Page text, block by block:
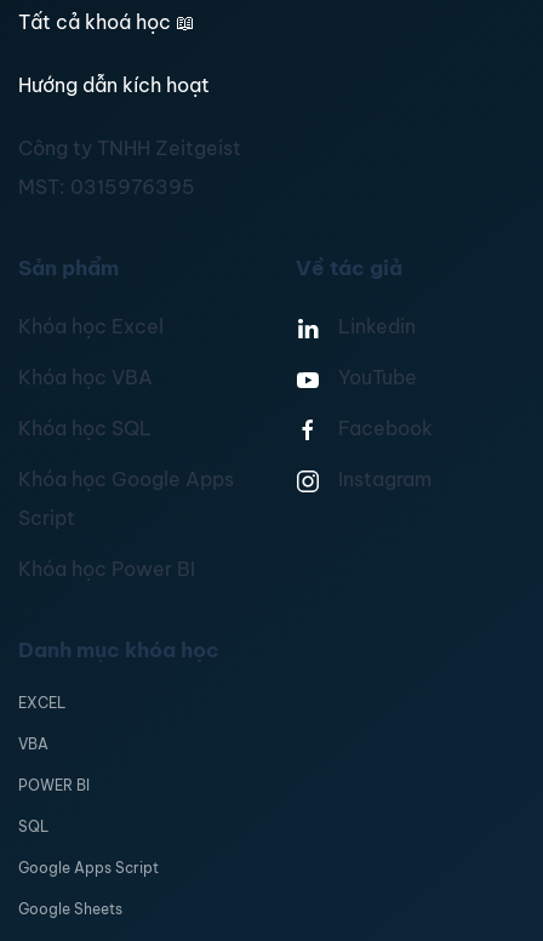
Tất cả khoá học 📖
Hướng dẫn kích hoạt
Công ty TNHH Zeitgeist
MST: 0315976395
Sản phẩm
Khóa học Excel
Khóa học VBA
Khóa học SQL
Khóa học Google Apps
Script
Khóa học Power BI
Về tác giả
Linkedin
YouTube
Facebook
Instagram
Danh mục khóa học
EXCEL
VBA
POWER BI
SQL
Google Apps Script
Google Sheets